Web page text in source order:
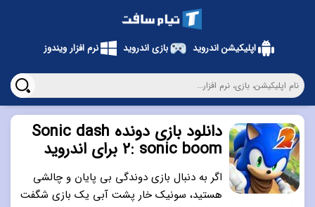
دانلود بازی دونده Sonic dash
2: sonic boom برای اندروید
اگر به دنبال بازی دوندگی بی پایان و چالشی
هستید، سونیک خار پشت آبی یک بازی شگفت
اپلیکیشن اندروید بازی اندروید نرم افزار ویندوز